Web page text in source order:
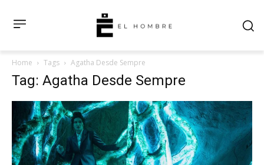
Home Tags Agatha Desde Sempre
Tag: Agatha Desde Sempre